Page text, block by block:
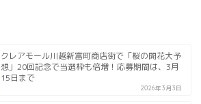
クレアモール川越新富町商店街で「桜の開花大予
想」20回記念で当選枠も倍増！応募期間は、3月
15日まで
2026年3月3日